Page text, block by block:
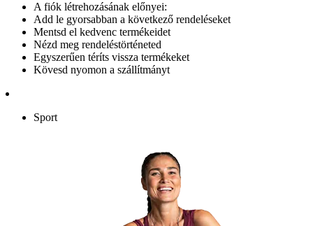
A fiók létrehozásának előnyei:
Add le gyorsabban a következő rendeléseket
Mentsd el kedvenc termékeidet
Nézd meg rendeléstörténeted
Egyszerűen téríts vissza termékeket
Kövesd nyomon a szállítmányt
Sport